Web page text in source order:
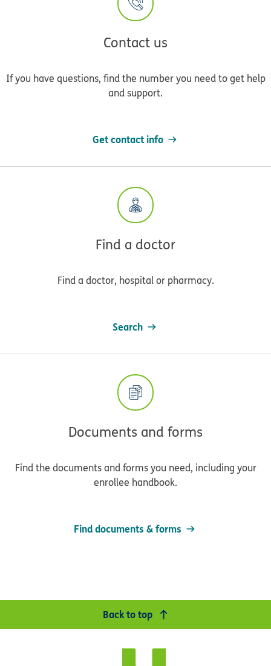
Contact us
If you have questions, find the number you need to get help
and support.
Get contact info
Find a doctor
Find a doctor, hospital or pharmacy.
Search
Documents and forms
Find the documents and forms you need, including your
enrollee handbook.
Find documents & forms
Back to top